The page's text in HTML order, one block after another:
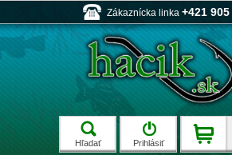
Zákaznícka linka +421
Hľadať Prihlásiť